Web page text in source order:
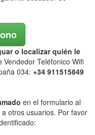
o localizar quién le
Vendedor Teléfonico Wifi
034: +34 911515849
en el formulario al
otros usuarios. Por favor